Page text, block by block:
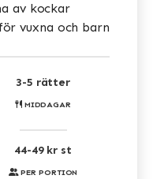
av kockar
vuxna och barn
MIDDAGAR
3-5 rätter
PER PORTION
44-49 kr st